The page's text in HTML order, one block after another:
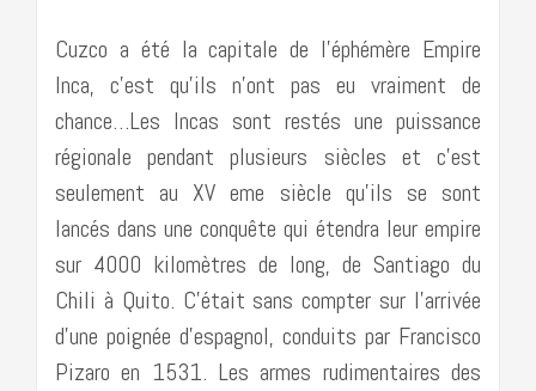
Cuzco a été la capitale de l’éphémère Empire
Inca, c’est qu’ils n’ont pas eu vraiment de
chance…Les Incas sont restés une puissance
régionale pendant plusieurs siècles et c’est
seulement au XV eme siècle qu’ils se sont
lancés dans une conquête qui étendra leur empire
sur 4000 kilomètres de long, de Santiago du
Chili à Quito. C’était sans compter sur l’arrivée
d’une poignée d’espagnol, conduits par Francisco
Pizaro en 1531. Les armes rudimentaires des